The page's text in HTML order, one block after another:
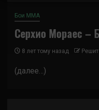
Бои ММА
Серхио Мораес –
8 лет тому назад
(далее…)